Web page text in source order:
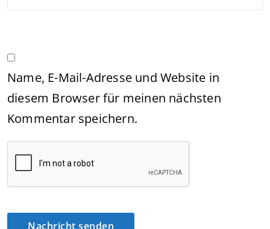
Name, E-Mail-Adresse und Website in
diesem Browser für meinen nächsten
Kommentar speichern.